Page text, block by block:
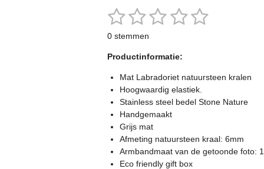
R
a
t
n
g
0
e
1
s
t
e
r
2
s
t
e
r
r
e
n
3
s
t
e
r
r
e
n
4
t
e
r
r
n
5
e
r
r
n
0 stemmen
Productinformatie:
Mat Labradoriet natuursteen kralen
Hoogwaardig elastiek.
Stainless steel bedel Stone Nature
Handgemaakt
Grijs mat
Afmeting natuursteen kraal: 6mm
Armbandmaat van de getoonde foto:
Eco friendly gift box